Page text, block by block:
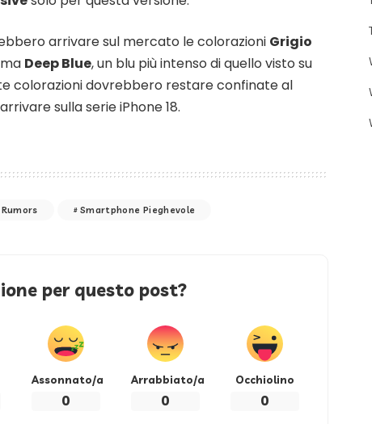
arrivare sul mercato le colorazioni Grigio
Deep Blue, un blu più intenso di quello visto su
colorazioni dovrebbero restare confinate al
sulla serie iPhone 18.
Rumors Smartphone Pieghevole
per questo post?
Assonnato/a
0
Arrabbiato/a
0
Occhiolino
0